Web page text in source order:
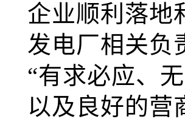
企业顺利落地
发电厂相关负
“有求必应、
以及良好的营